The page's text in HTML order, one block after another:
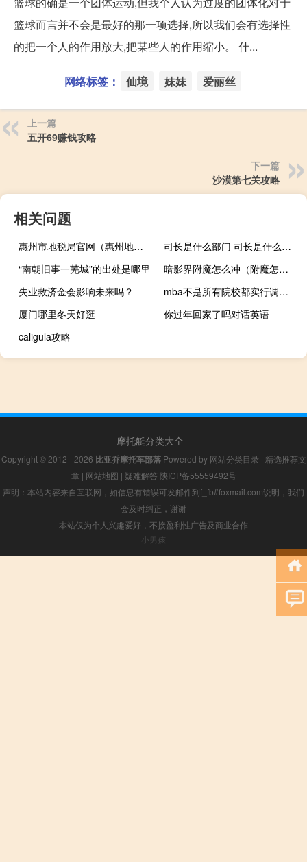
篮球而言并不会是最好的那一项选择,所以我们会有选择性
的把一个人的作用放大,把某些人的作用缩小。 什...
网络标签： 仙境 妹妹 爱丽丝
上一篇
五开69赚钱攻略
下一篇
沙漠第七关攻略
相关问题
惠州市地税局官网（惠州地税网上办税大厅）
司长是什么部门 司长是什么级别
“南朝旧事一芜城”的出处是哪里
暗影界附魔怎么冲（附魔怎么冲）
失业救济金会影响未来吗？
mba不是所有院校都实行调剂政策吗
厦门哪里冬天好逛
你过年回家了吗对话英语
caligula攻略
摩托艇分类大全
Copyright © 2012 - 2026 比亚乔摩托车部落Powered by 网站分类目录 | 精选推荐文
章 | 网站地图 | 疑难解答 陕ICP备55559492号
声明：本站内容来自互联网，如信息有错误可发邮件到f_fb#foxmail.com说明，我们
会及时纠正，谢谢
本站仅为个人兴趣爱好，不接盈利性广告及商业合作
小男孩